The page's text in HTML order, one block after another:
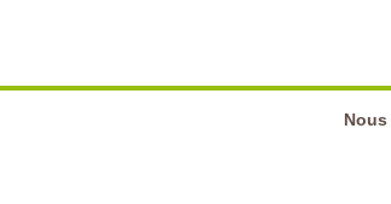
Nous